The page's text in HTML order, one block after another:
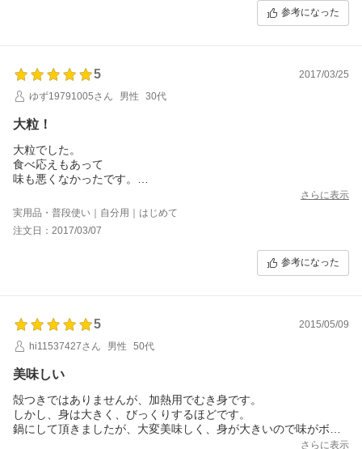
参考になった
5
2017/03/25
ゆず19791005さん
男性 30代
大粒！
大粒でした。
食べ応えもあって
味も悪くなかったです。
さらに表示
実用品・普段使い｜自分用｜はじめて
注文日：2017/03/07
参考になった
5
2015/05/09
hi11537427さん
男性 50代
美味しい
殻つきではありませんが、加熱用でむき身です。
しかし、身は大きく、びっくりするほどです。
鍋にして頂きましたが、大変美味しく、身が大きいので味がボケ
さらに表示